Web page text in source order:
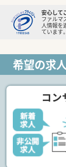
安心して
ファルマ
人情報を
ています。
希望の求
コ